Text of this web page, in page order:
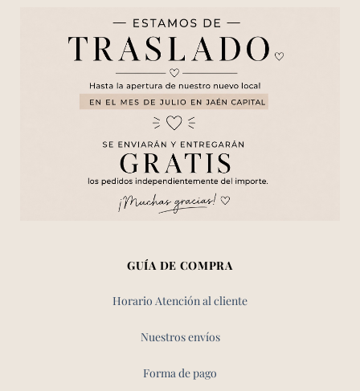
GUÍA DE COMPRA
Horario Atención al cliente
Nuestros envíos
Forma de pago